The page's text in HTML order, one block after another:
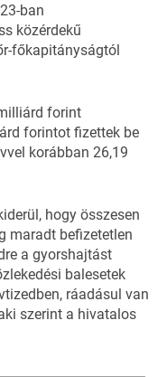
ban
közérdekű
főkapitányságtól
forint
forintot fizettek be
korábban 26,19
hogy összesen
maradt befizetetlen
a gyorshajtást
balesetek
ráadásul van
szerint a hivatalos